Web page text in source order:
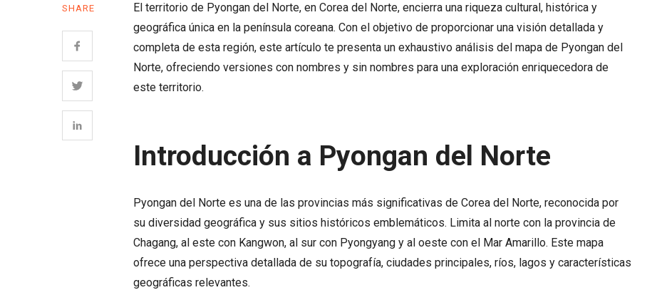
SHARE
El territorio de Pyongan del Norte, en Corea del Norte, encierra una riqueza cultural, histórica y
geográfica única en la península coreana. Con el objetivo de proporcionar una visión detallada y
completa de esta región, este artículo te presenta un exhaustivo análisis del mapa de Pyongan del
Norte, ofreciendo versiones con nombres y sin nombres para una exploración enriquecedora de
este territorio.
Introducción a Pyongan del Norte
Pyongan del Norte es una de las provincias más significativas de Corea del Norte, reconocida por
su diversidad geográfica y sus sitios históricos emblemáticos. Limita al norte con la provincia de
Chagang, al este con Kangwon, al sur con Pyongyang y al oeste con el Mar Amarillo. Este mapa
ofrece una perspectiva detallada de su topografía, ciudades principales, ríos, lagos y características
geográficas relevantes.